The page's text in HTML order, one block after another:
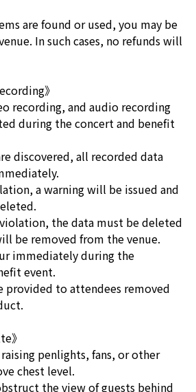
are found or used, you may be
In such cases, no refunds will
》
recording, and audio recording
during the concert and benefit
discovered, all recorded data
a warning will be issued and
the data must be deleted
be removed from the venue.
immediately during the
event.
provided to attendees removed
》
penlights, fans, or other
chest level.
the view of guests behind